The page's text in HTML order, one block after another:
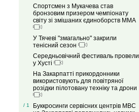
Спортсмен з Мукачева став
бронзовим призером чемпіонату
світу зі змішаних єдиноборств ММА
У Тячеві "змагально" закрили
тенісний сезон
Середньовічний фестиваль провели
у Хусті
На Закарпатті прикордонники
використовують для повітряної
розідки пілотовану техніку та дрони
/ 1
Буккросинги сервісних центрів МВС